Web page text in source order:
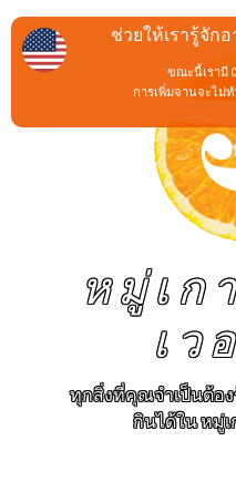
หมู่เก
เว
ทุกสิ่งที่คุณจำเป็นต้อ
กินได้ใน หมู่เ
ช่วยให้เรารู้จัก
ขณะนี้เรามี
การเพิ่มจานจะไม่